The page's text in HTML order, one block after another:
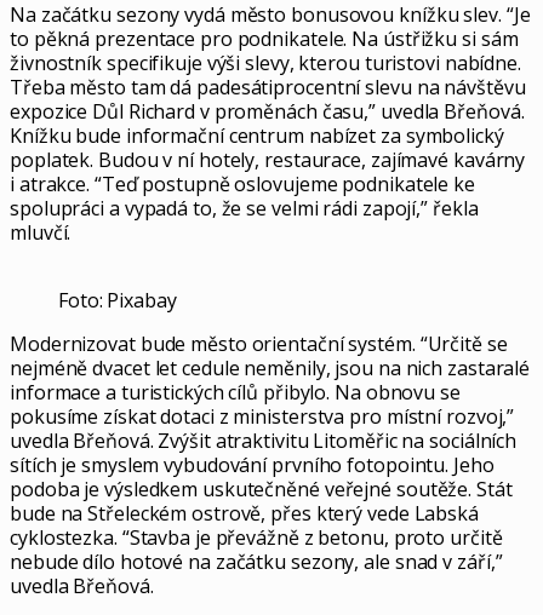
Na začátku sezony vydá město bonusovou knížku slev. “Je
to pěkná prezentace pro podnikatele. Na ústřižku si sám
živnostník specifikuje výši slevy, kterou turistovi nabídne.
Třeba město tam dá padesátiprocentní slevu na návštěvu
expozice Důl Richard v proměnách času,” uvedla Břeňová.
Knížku bude informační centrum nabízet za symbolický
poplatek. Budou v ní hotely, restaurace, zajímavé kavárny
i atrakce. “Teď postupně oslovujeme podnikatele ke
spolupráci a vypadá to, že se velmi rádi zapojí,” řekla
mluvčí.
Foto: Pixabay
Modernizovat bude město orientační systém. “Určitě se
nejméně dvacet let cedule neměnily, jsou na nich zastaralé
informace a turistických cílů přibylo. Na obnovu se
pokusíme získat dotaci z ministerstva pro místní rozvoj,”
uvedla Břeňová. Zvýšit atraktivitu Litoměřic na sociálních
sítích je smyslem vybudování prvního fotopointu. Jeho
podoba je výsledkem uskutečněné veřejné soutěže. Stát
bude na Střeleckém ostrově, přes který vede Labská
cyklostezka. “Stavba je převážně z betonu, proto určitě
nebude dílo hotové na začátku sezony, ale snad v září,”
uvedla Břeňová.